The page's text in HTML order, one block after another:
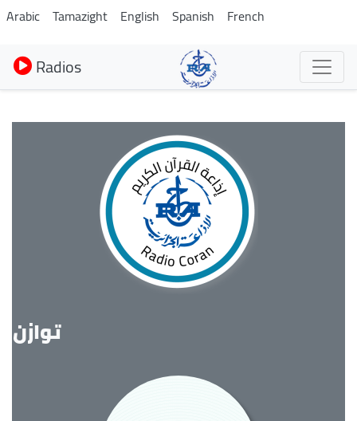
Aller
au
contenu
principal
Arabic Tamazight English Spanish French
Radios
توازن